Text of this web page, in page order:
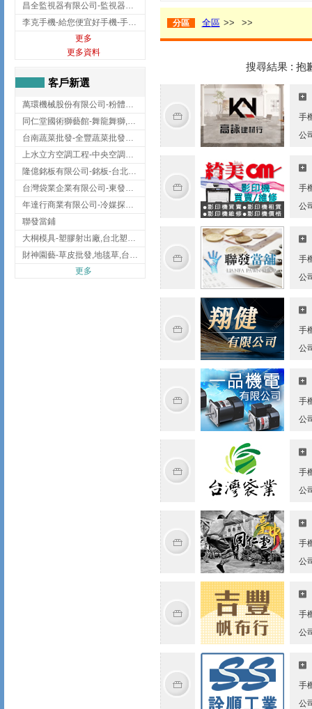
昌全監視器有限公司-監視器安裝,高雄監視器安裝,鳳山區監視器安裝
李克手機-給您便宜好手機-手機收購,屏東手機收購
更多
更多資料
客戶新選
萬環機械股份有限公司-粉體塗裝設備,輸送機,輸送機設備,台南輸送機
同仁堂國術獅藝館-舞龍舞獅,台中舞龍舞獅
台南蔬菜批發-全豐蔬菜批發專送/台南蔬菜箱宅配到府
上水立方空調工程-中央空調規劃,台北中央空調規劃
隆億銘板有限公司-銘板-台北銘板-板橋銘板
台灣袋業企業有限公司-東發企業社/台中太空袋/太空包
年達行商業有限公司-冷媒探漏儀,壓力錶組,真空泵浦,台北冷凍空調材料
聯發當鋪
大桐模具-塑膠射出廠,台北塑膠射出廠
財神園藝-草皮批發,地毯草,台北草,彰化地毯草,彰化台北草
更多
分區 全區 >> >>
搜尋結果 : 抱
手
公
手
公
手
公
手
公
手
公
手
公
手
公
手
公
手
公